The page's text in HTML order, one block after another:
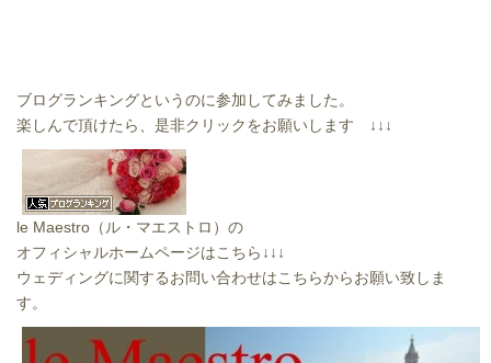
ブログランキングというのに参加してみました。
楽しんで頂けたら、是非クリックをお願いします ↓↓↓
le Maestro（ル・マエストロ）の
オフィシャルホームページはこちら↓↓↓
ウェディングに関するお問い合わせはこちらからお願い致しま
す。